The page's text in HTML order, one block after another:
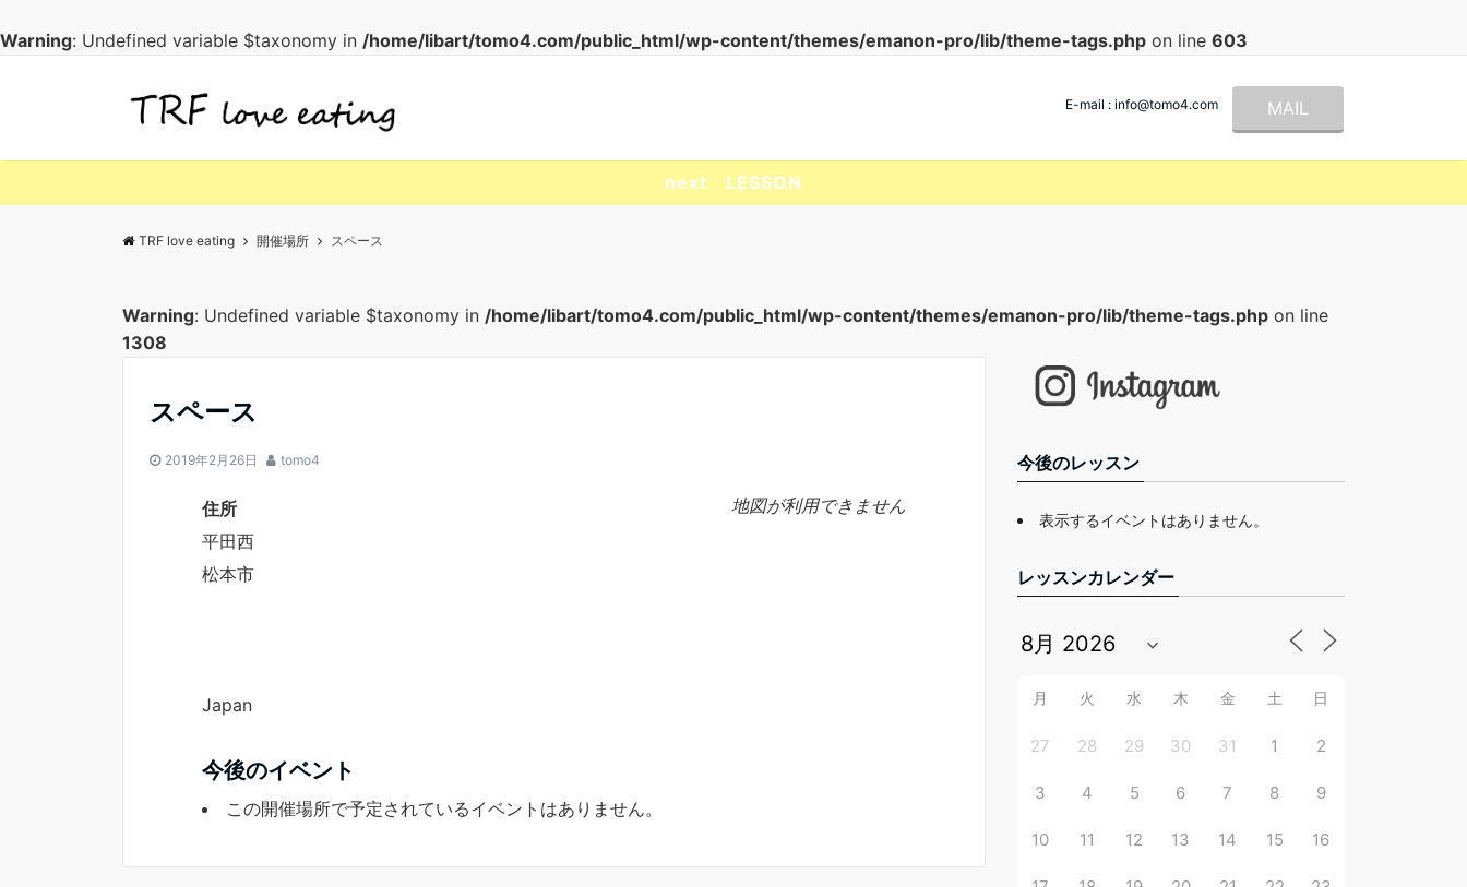
Warning: Undefined variable $taxonomy in /home/libart/tomo4.com/public_html/wp-content/themes/emanon-pro/lib/theme-tags.php on line 603
E-mail : info@tomo4.com MAIL
next LESSON
Warning: Undefined variable $taxonomy in /home/libart/tomo4.com/public_html/wp-content/themes/emanon-pro/lib/theme-tags.php on line
1308
TRF love eating 開催場所 スペース
スペース
2019年2月26日 tomo4
地図が利用できません
住所
平田西
松本市
Japan
今後のイベント
この開催場所で予定されているイベントはありません。
今後のレッスン
表示するイベントはありません。
レッスンカレンダー
月 火 水 木 金 土 日
27 28 29 30 31 1 2
3 4 5 6 7 8 9
10 11 12 13 14 15 16